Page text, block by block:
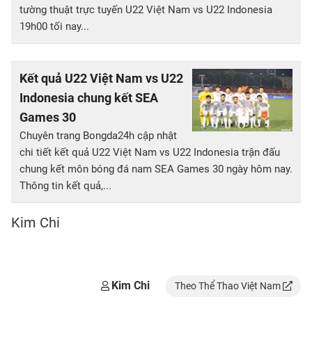
tường thuật trực tuyến U22 Việt Nam vs U22 Indonesia
19h00 tối nay...
Kết quả U22 Việt Nam vs U22
Indonesia chung kết SEA
Games 30
Chuyên trang Bongda24h cập nhật
chi tiết kết quả U22 Việt Nam vs U22 Indonesia trận đấu
chung kết môn bóng đá nam SEA Games 30 ngày hôm nay.
Thông tin kết quả,...
Kim Chi
Kim Chi Theo Thể Thao Việt Nam